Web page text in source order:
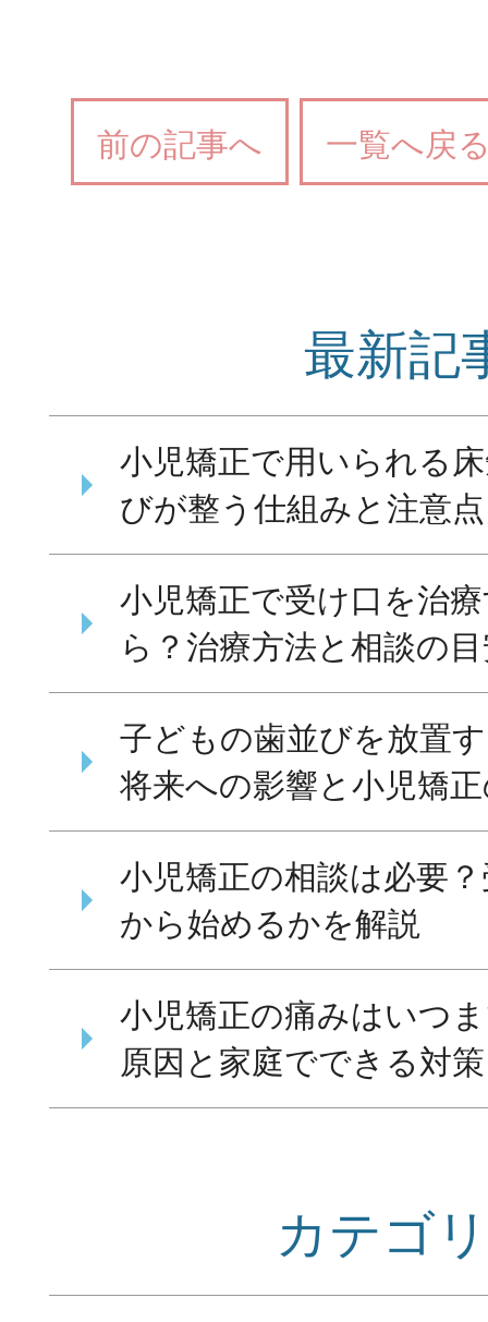
前の記事へ 一覧へ戻
最新記
小児矯正で用いられる
びが整う仕組みと注意点
小児矯正で受け口を治
ら？治療方法と相談の
子どもの歯並びを放置
将来への影響と小児矯
小児矯正の相談は必要
から始めるかを解説
小児矯正の痛みはいつ
原因と家庭でできる対策
カテゴ